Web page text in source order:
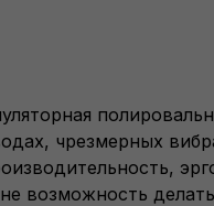
чрезмерных
возможность